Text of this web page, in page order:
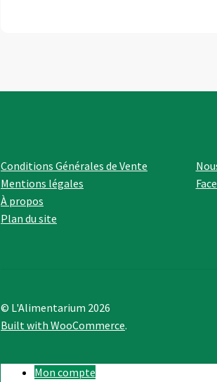
Conditions Générales de Vente
Mentions légales
À propos
Plan du site
© L'Alimentarium 2026
Built with WooCommerce.
Mon compte